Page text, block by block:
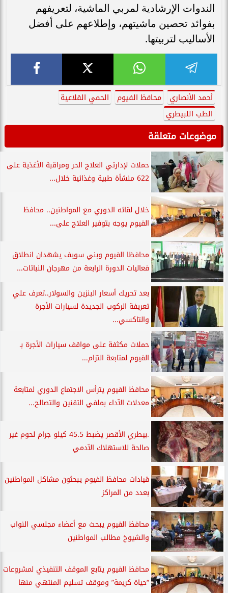
الندوات الإرشادية لمربي الماشية، لتعريفهم
بفوائد تحصين ماشيتهم، وإطلاعهم على أفضل
الأساليب لتربيتها.
أحمد الأنصاري محافظ الفيوم
الحمي القلاعية
الطب اللبيطري
موضوعات متعلقة
حملات لإدارتي العلاج الحر ومراقبة الأغذية على
622 منشأة طبية وغذائية خلال...
خلال لقائه الدوري مع المواطنين.. محافظ
الفيوم يوجه بتوفير العلاج على...
محافظا الفيوم وبني سويف يشهدان انطلاق
فعاليات الدورة الرابعة من مهرجان النباتات...
بعد تحريك أسعار البنزين والسولار..تعرف علي
تعريفة الركوب الجديدة لسيارات الأجرة
والتاكسي...
حملات مكثفة على مواقف سيارات الأجرة بـ
الفيوم لمتابعة التزام...
محافظ الفيوم يترأس الاجتماع الدوري لمتابعة
معدلات الآداء بملفي التقنين والتصالح...
.بيطري الأقصر يضبط 45.5 كيلو جرام لحوم غير
صالحة للاستهلاك الآدمي
قيادات محافظ الفيوم يبحثون مشاكل المواطنين
بعدد من المراكز
محافظ الفيوم يبحث مع أعضاء مجلسي النواب
والشيوخ مطالب المواطنين
محافظ الفيوم يتابع الموقف التنفيذي لمشروعات
“حياة كريمة” وموقف تسليم المنتهي منها